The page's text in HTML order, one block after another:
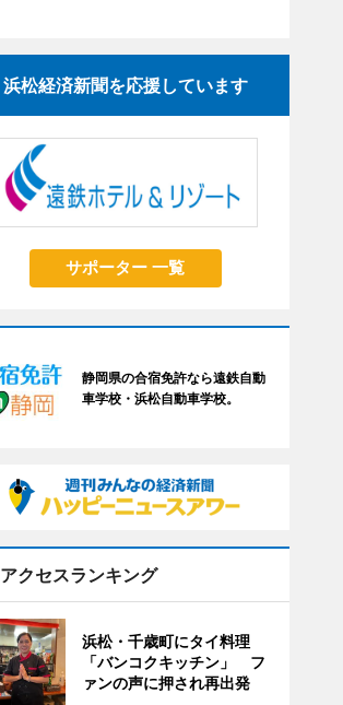
浜松経済新聞を応援しています
サポーター 一覧
静岡県の合宿免許なら遠鉄自動
車学校・浜松自動車学校。
アクセスランキング
浜松・千歳町にタイ料理
「バンコクキッチン」 フ
ァンの声に押され再出発